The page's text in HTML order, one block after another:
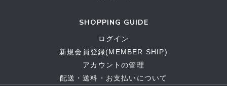
SHOPPING GUIDE
ログイン
新規会員登録(MEMBER SHIP)
アカウントの管理
配送・送料・お支払いについて